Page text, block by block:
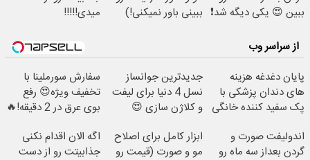
ببین 😍 یکی دیگه شد❗ ببینی باور نمیکنی!)
میدی!!!!!
از سراسر وب
پایان دغدغه هزینه
های دندان پزشکی با
پک سفید کننده خانگی
جدیدترین جوانساز
نسل 4 دنیا برای لیفت
و کلاژن سازی 😍
سفارش سورملینا با
تخفیف ویژه😍 رفع
بوی عرق در 2 دقیقه!🔥
اندولیفت صورت و
گردن بعداز سه ماه رو
ابزار کامل برای اصلاح
مو و صورت (قیمت رو
اگه الان اقدام نکنی
جذابیتت رو از دست